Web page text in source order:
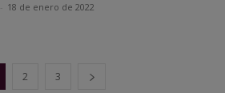
18 de enero de 2022
2 3